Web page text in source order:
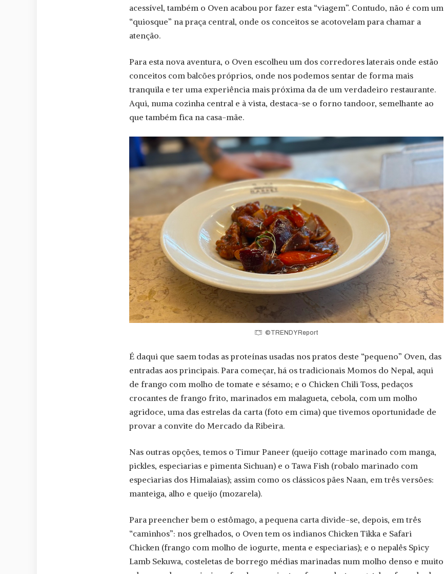
acessível, também o Oven acabou por fazer esta “viagem”. Contudo, não é com um
“quiosque” na praça central, onde os conceitos se acotovelam para chamar a
atenção.
Para esta nova aventura, o Oven escolheu um dos corredores laterais onde estão
conceitos com balcões próprios, onde nos podemos sentar de forma mais
tranquila e ter uma experiência mais próxima da de um verdadeiro restaurante.
Aqui, numa cozinha central e à vista, destaca-se o forno tandoor, semelhante ao
que também fica na casa-mãe.
©TRENDY Report
É daqui que saem todas as proteínas usadas nos pratos deste “pequeno” Oven, das
entradas aos principais. Para começar, há os tradicionais Momos do Nepal, aqui
de frango com molho de tomate e sésamo; e o Chicken Chili Toss, pedaços
crocantes de frango frito, marinados em malagueta, cebola, com um molho
agridoce, uma das estrelas da carta (foto em cima) que tivemos oportunidade de
provar a convite do Mercado da Ribeira.
Nas outras opções, temos o Timur Paneer (queijo cottage marinado com manga,
pickles, especiarias e pimenta Sichuan) e o Tawa Fish (robalo marinado com
especiarias dos Himalaias); assim como os clássicos pães Naan, em três versões:
manteiga, alho e queijo (mozarela).
Para preencher bem o estômago, a pequena carta divide-se, depois, em três
“caminhos”: nos grelhados, o Oven tem os indianos Chicken Tikka e Safari
Chicken (frango com molho de iogurte, menta e especiarias); e o nepalês Spicy
Lamb Sekuwa, costeletas de borrego médias marinadas num molho denso e muito